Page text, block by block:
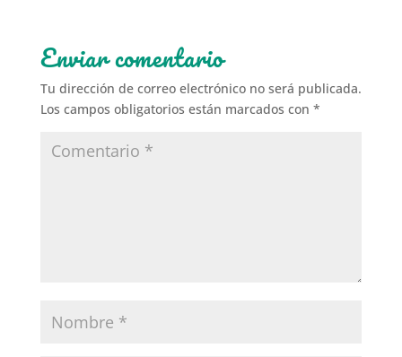
Enviar comentario
Tu dirección de correo electrónico no será publicada.
Los campos obligatorios están marcados con *